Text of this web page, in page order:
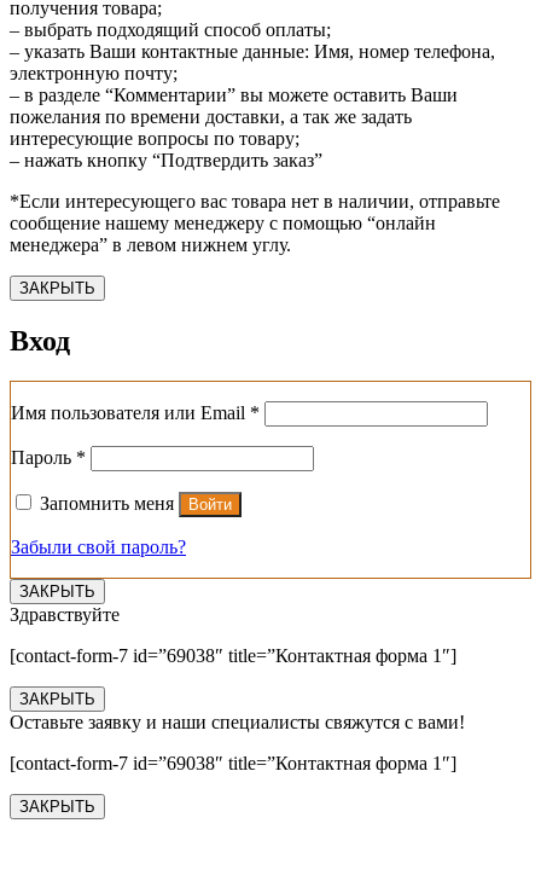
получения товара;
– выбрать подходящий способ оплаты;
– указать Ваши контактные данные: Имя, номер телефона,
электронную почту;
– в разделе “Комментарии” вы можете оставить Ваши
пожелания по времени доставки, а так же задать
интересующие вопросы по товару;
– нажать кнопку “Подтвердить заказ”
*Если интересующего вас товара нет в наличии, отправьте
сообщение нашему менеджеру с помощью “онлайн
менеджера” в левом нижнем углу.
ЗАКРЫТЬ
Вход
Имя пользователя или Email *
Пароль *
Запомнить меня Войти
Забыли свой пароль?
ЗАКРЫТЬ
Здравствуйте
[contact-form-7 id=”69038″ title=”Контактная форма 1″]
ЗАКРЫТЬ
Оставьте заявку и наши специалисты свяжутся с вами!
[contact-form-7 id=”69038″ title=”Контактная форма 1″]
ЗАКРЫТЬ